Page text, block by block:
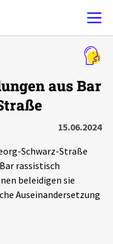
aus Bar
15.06.2024
Schwarz-Straße
rassistisch
beleidigen sie
Auseinandersetzung